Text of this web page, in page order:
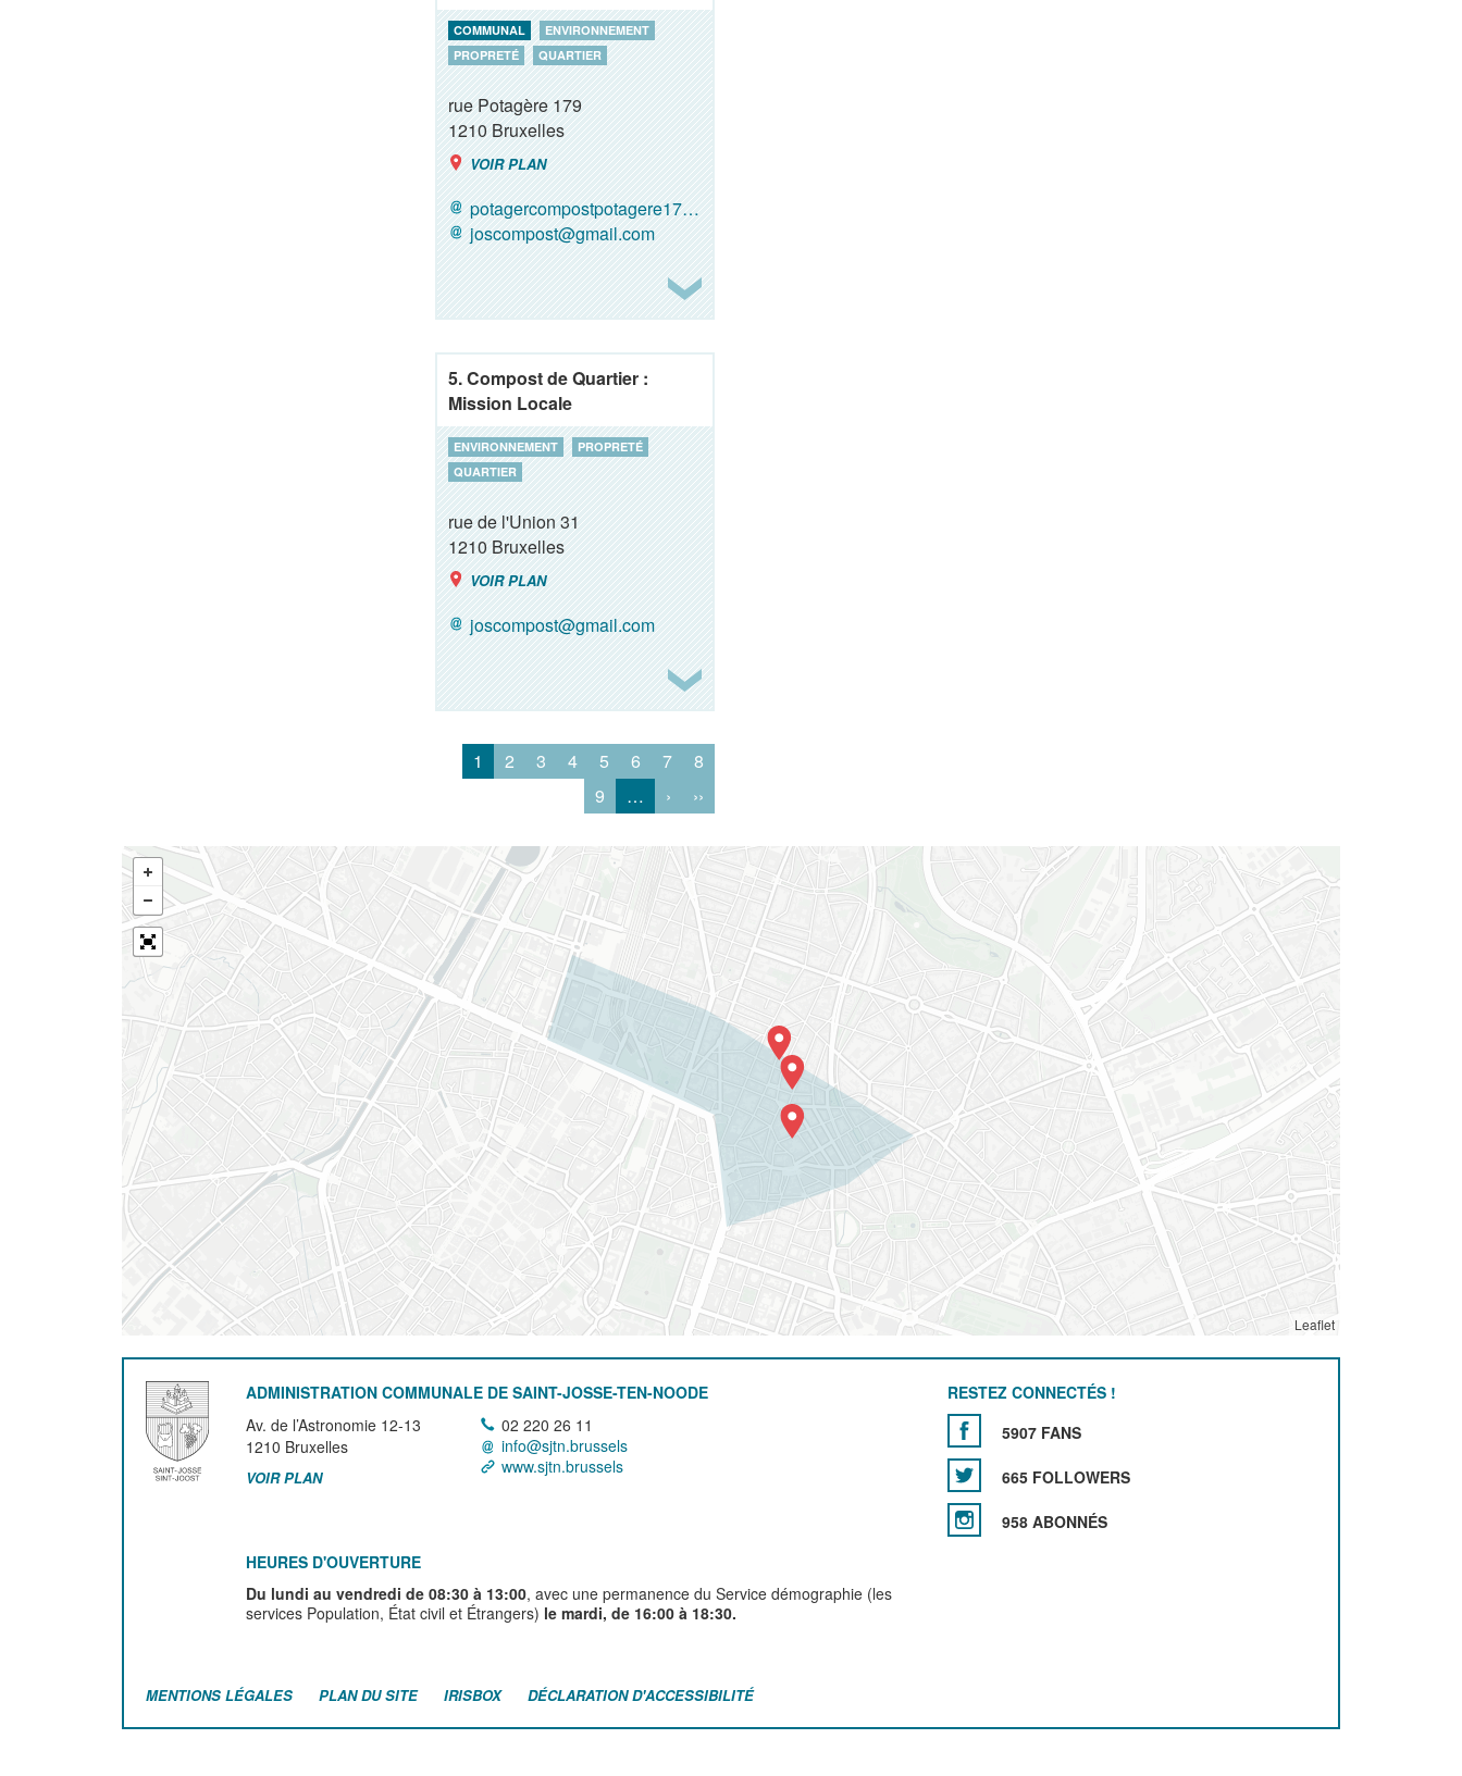
COMMUNAL
ENVIRONNEMENT
PROPRETÉ
QUARTIER
rue Potagère 179
1210Bruxelles
VOIR PLAN
potagercompostpotagere179@gmail.com
joscompost@gmail.com
5. Compost de Quartier :
Mission Locale
ENVIRONNEMENT
PROPRETÉ
QUARTIER
rue de l'Union 31
1210Bruxelles
VOIR PLAN
joscompost@gmail.com
1 2 3 4 5 6 7
8
9
… › ››
Leaflet
ADMINISTRATION COMMUNALE DE SAINT-JOSSE-TEN-NOODE
Av. de l’Astronomie 12-13
1210 Bruxelles
VOIR PLAN
02 220 26 11
info@sjtn.brussels
www.sjtn.brussels
HEURES D'OUVERTURE
Du lundi au vendredi de 08:30 à 13:00, avec une permanence du Service démographie (les
services Population, État civil et Étrangers) le mardi, de 16:00 à 18:30.
RESTEZ CONNECTÉS !
5907 FANS
665 FOLLOWERS
958 ABONNÉS
MENTIONS LÉGALES PLAN DU SITE IRISBOX DÉCLARATION D'ACCESSIBILITÉ